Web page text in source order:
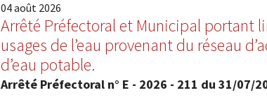
04août 2026
Arrêté Préfectoral et Municipal portant
usages de l’eau provenant du réseau
d’eau potable.
Arrêté Préfectoral n° E - 2026 - 211 du 31/07/